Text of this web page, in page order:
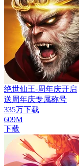
绝世仙王-周年庆开启
送周年庆专属称号
335万下载
609M
下载